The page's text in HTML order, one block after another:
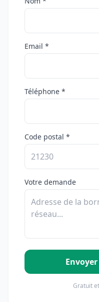
Email *
Téléphone *
Code postal *
Votre demande
Gratuit